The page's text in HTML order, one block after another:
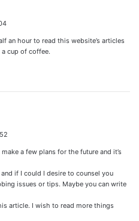
an hour to read this website’s articles
cup of coffee.
a few plans for the future and it’s
and if I could I desire to counsel you
issues or tips. Maybe you can write
article. I wish to read more things